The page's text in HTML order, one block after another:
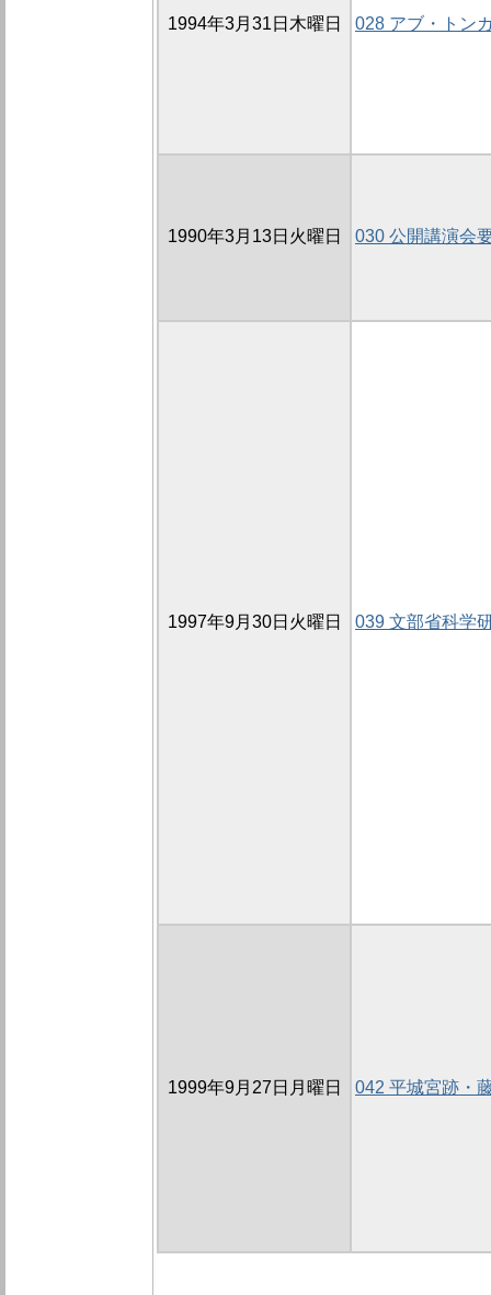
1994年3月31日木曜日 028 アブ・トン
1990年3月13日火曜日 030 公開講演会
1997年9月30日火曜日 039 文部省科学
1999年9月27日月曜日 042 平城宮跡・